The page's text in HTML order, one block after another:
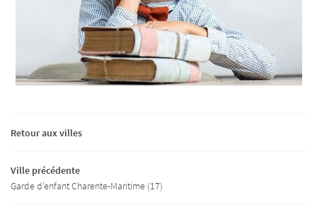
Retour aux villes
Ville précédente
Garde d'enfant Charente-Maritime (17)